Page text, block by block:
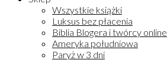
Wszystkie książki
Luksus bez płacenia
Biblia Blogera i twórcy online
Ameryka południowa
Paryż w 3 dni